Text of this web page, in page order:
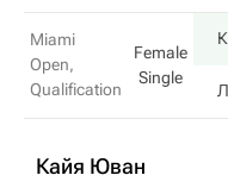
Miami
Open,
Qualification
Female
Single
Кайя Юван